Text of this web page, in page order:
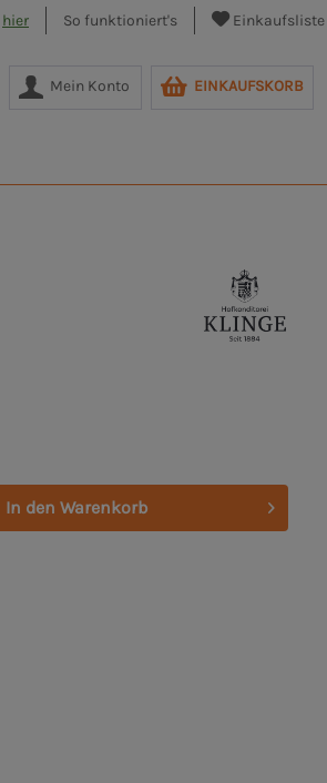
hier So funktioniert's Einkaufsliste
Mein Konto EINKAUFSKORB
In den Warenkorb